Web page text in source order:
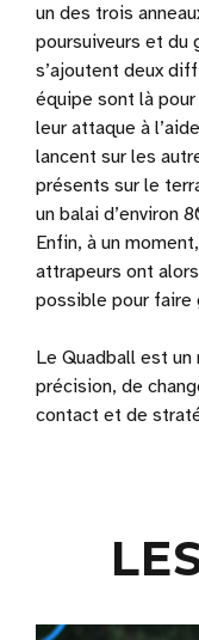
un des trois
poursuiveurs et du
s’ajoutent deux
équipe sont là
leur attaque à
lancent sur les
présents sur le
un balai d’environ
Enfin, à un
attrapeurs ont
possible pour faire
Le Quadball est
précision, de
contact et de